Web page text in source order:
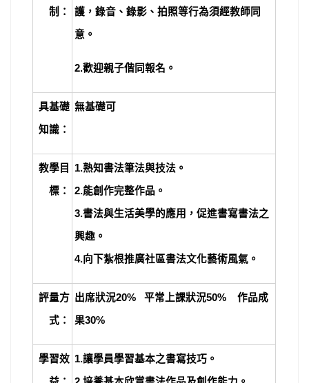
制： 護，錄音、錄影、拍照等行為須經教師同
意。
2.歡迎親子偕同報名。
具基礎
知識：
無基礎可
教學目
標：
1.熟知書法筆法與技法。
2.能創作完整作品。
3.書法與生活美學的應用，促進書寫書法之
興趣。
4.向下紮根推廣社區書法文化藝術風氣。
評量方
式：
出席狀況20% 平常上課狀況50% 作品成
果30%
學習效 1.讓學員學習基本之書寫技巧。